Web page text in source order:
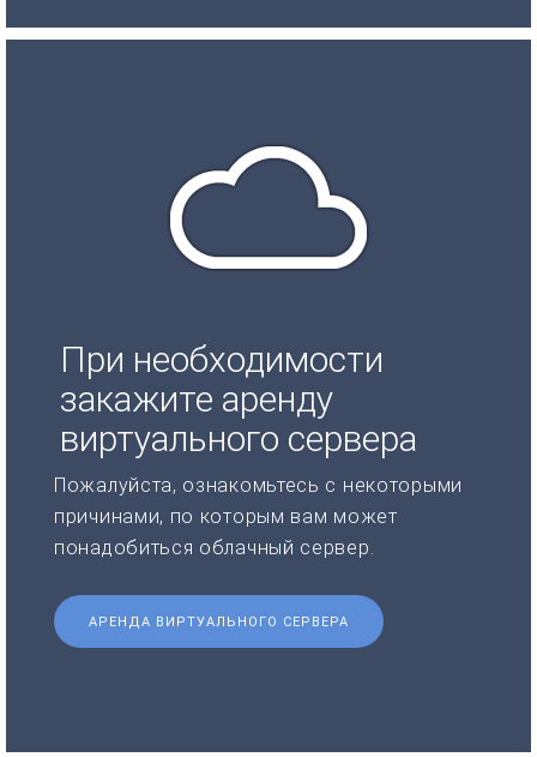
При необходимости
закажите аренду
виртуального сервера
Пожалуйста, ознакомьтесь с некоторыми
причинами, по которым вам может
понадобиться облачный сервер.
АРЕНДА ВИРТУАЛЬНОГО СЕРВЕРА